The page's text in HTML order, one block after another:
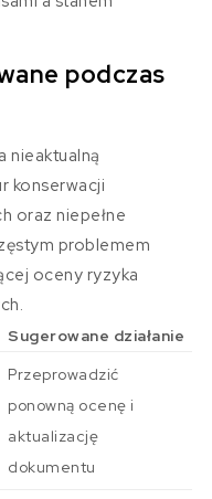
podczas
nieaktualną
konserwacji
oraz niepełne
problemem
oceny ryzyka
Sugerowane działanie
Przeprowadzić
ponowną ocenę i
aktualizację
dokumentu